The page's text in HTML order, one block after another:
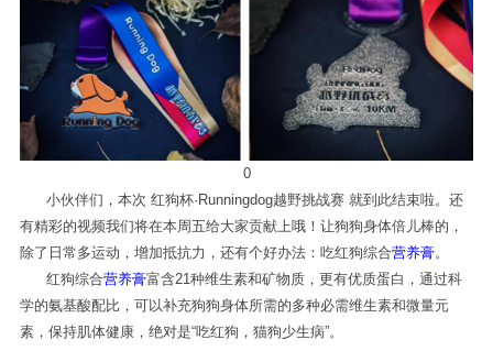
0
小伙伴们，本次 红狗杯·Runningdog越野挑战赛 就到此结束啦。还
有精彩的视频我们将在本周五给大家贡献上哦！让狗狗身体倍儿棒的，
除了日常多运动，增加抵抗力，还有个好办法：吃红狗综合营养膏。
红狗综合营养膏富含21种维生素和矿物质，更有优质蛋白，通过科
学的氨基酸配比，可以补充狗狗身体所需的多种必需维生素和微量元
素，保持肌体健康，绝对是“吃红狗，猫狗少生病”。